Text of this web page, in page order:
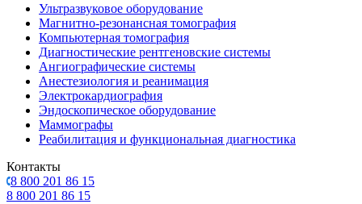
Ультразвуковое оборудование
Магнитно-резонансная томография
Компьютерная томография
Диагностические рентгеновские системы
Ангиографические системы
Анестезиология и реанимация
Электрокардиография
Эндоскопическое оборудование
Маммографы
Реабилитация и функциональная диагностика
Контакты
8 800 201 86 15
8 800 201 86 15